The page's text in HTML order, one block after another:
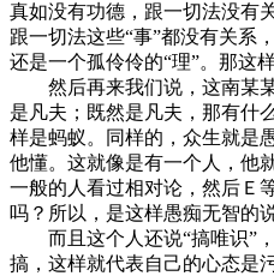
真如没有功德，跟一切法没有
跟一切法这些“事”都没有关系
还是一个孤伶伶的“理”。那这
然后再来我们说，这南某某
是凡夫；既然是凡夫，那有什
样是蚂蚁。同样的，众生就是
他懂。这就像是有一个人，他
一般的人看过相对论，然后Ｅ
吗？所以，是这样愚痴无智的
而且这个人还说“搞唯识”，
搞，这样就代表自己的心态是